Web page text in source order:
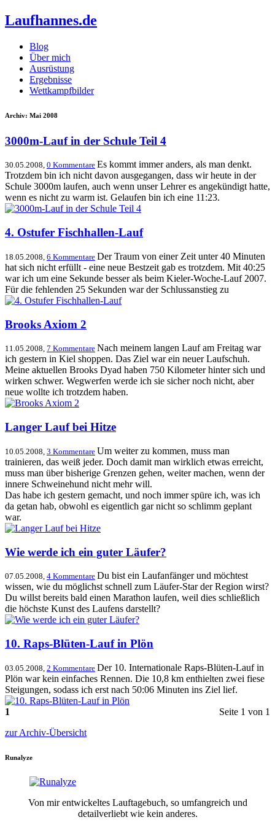
Laufhannes.de
Blog
Über mich
Ausrüstung
Ergebnisse
Wettkampfbilder
Archiv: Mai 2008
3000m-Lauf in der Schule Teil 4
30.05.2008, 0 Kommentare Es kommt immer anders, als man denkt.
Trotzdem bin ich nicht davon ausgegangen, dass wir heute in der
Schule 3000m laufen, auch wenn unser Lehrer es angekündigt hatte,
wenn es nicht zu warm ist. Gelaufen bin ich eine 11:23.
4. Ostufer Fischhallen-Lauf
18.05.2008, 6 Kommentare Der Traum von einer Zeit unter 40 Minuten
hat sich nicht erfüllt - eine neue Bestzeit gab es trotzdem. Mit 40:25
war ich um eine Sekunde besser als beim Kieler-Woche-Lauf 2007.
Für die fehlenden 25 Sekunden war der Schlussanstieg zu
Brooks Axiom 2
11.05.2008, 7 Kommentare Nach meinem langen Lauf am Freitag war
ich gestern in Kiel shoppen. Das Ziel war ein neuer Laufschuh.
Meine aktuellen Brooks Dyad haben 750 Kilometer hinter sich und
wirken schwer. Wegwerfen werde ich sie sicher noch nicht, aber
neue wollte ich trotzdem haben.
Langer Lauf bei Hitze
10.05.2008, 3 Kommentare Um weiter zu kommen, muss man
trainieren, das weiß jeder. Doch damit man wirklich etwas erreicht,
muss man über bisherige Grenzen gehen, weiter machen, wenn der
innere Schweinehund nicht mehr will.
Das habe ich gestern gemacht, und noch immer spüre ich, was ich
da getan hab, obwohl es eigentlich gar nicht so schlimm geplant
war.
Wie werde ich ein guter Läufer?
07.05.2008, 4 Kommentare Du bist ein Laufanfänger und möchtest
wissen, wie du möglichst schnell zum Läufer-Star der Region wirst?
Du willst bereits bald einen Marathon laufen, weil dies schließlich
die höchste Kunst des Laufens darstellt?
10. Raps-Blüten-Lauf in Plön
03.05.2008, 2 Kommentare Der 10. Internationale Raps-Blüten-Lauf in
Plön war kein einfaches Rennen. Die 10,8 km enthielten zwei fiese
Steigungen, sodass ich erst nach 50:06 Minuten ins Ziel lief.
Seite 1 von 1
1
zur Archiv-Übersicht
Runalyze
Von mir entwickeltes Lauftagebuch, so umfangreich und
detailverliebt wie kein anderes.